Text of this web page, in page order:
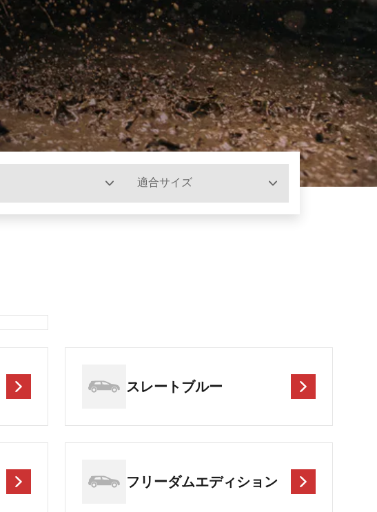
適合サイズ
スレートブルー
フリーダムエディション